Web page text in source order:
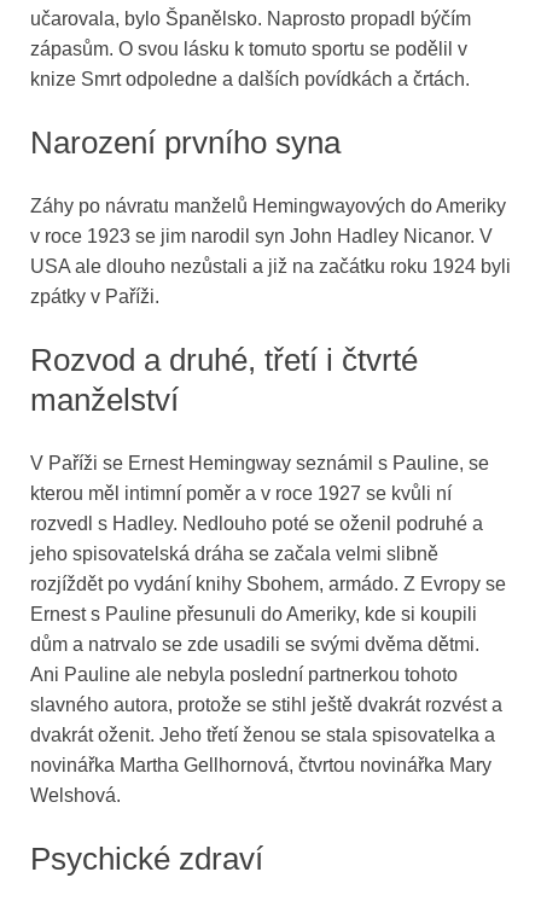
učarovala, bylo Španělsko. Naprosto propadl býčím
zápasům. O svou lásku k tomuto sportu se podělil v
knize Smrt odpoledne a dalších povídkách a črtách.
Narození prvního syna
Záhy po návratu manželů Hemingwayových do Ameriky
v roce 1923 se jim narodil syn John Hadley Nicanor. V
USA ale dlouho nezůstali a již na začátku roku 1924 byli
zpátky v Paříži.
Rozvod a druhé, třetí i čtvrté
manželství
V Paříži se Ernest Hemingway seznámil s Pauline, se
kterou měl intimní poměr a v roce 1927 se kvůli ní
rozvedl s Hadley. Nedlouho poté se oženil podruhé a
jeho spisovatelská dráha se začala velmi slibně
rozjíždět po vydání knihy Sbohem, armádo. Z Evropy se
Ernest s Pauline přesunuli do Ameriky, kde si koupili
dům a natrvalo se zde usadili se svými dvěma dětmi.
Ani Pauline ale nebyla poslední partnerkou tohoto
slavného autora, protože se stihl ještě dvakrát rozvést a
dvakrát oženit. Jeho třetí ženou se stala spisovatelka a
novinářka Martha Gellhornová, čtvrtou novinářka Mary
Welshová.
Psychické zdraví